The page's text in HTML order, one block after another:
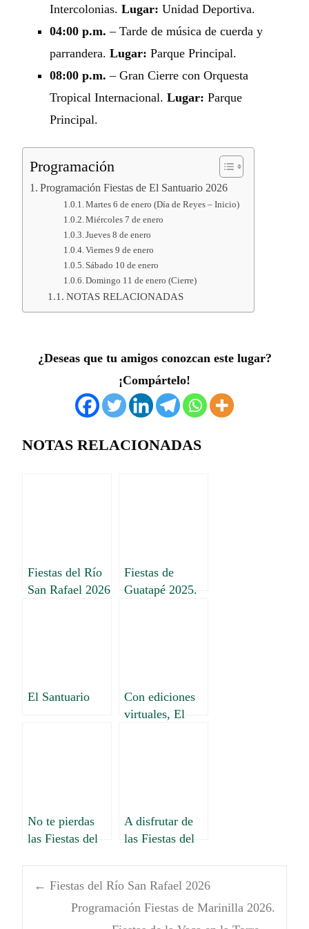
Intercolonias. Lugar: Unidad Deportiva.
04:00 p.m. – Tarde de música de cuerda y
parrandera. Lugar: Parque Principal.
08:00 p.m. – Gran Cierre con Orquesta
Tropical Internacional. Lugar: Parque
Principal.
Programación
Programación Fiestas de El Santuario 2026
Martes 6 de enero (Día de Reyes – Inicio)
Miércoles 7 de enero
Jueves 8 de enero
Viernes 9 de enero
Sábado 10 de enero
Domingo 11 de enero (Cierre)
NOTAS RELACIONADAS
¿Deseas que tu amigos conozcan este lugar?
¡Compártelo!
NOTAS RELACIONADAS
Fiestas del Río
San Rafael 2026
Fiestas de
Guatapé 2025.
El Santuario
Con ediciones
virtuales, El
No te pierdas
las Fiestas del
hasta el 10 de
A disfrutar de
las Fiestas del
← Fiestas del Río San Rafael 2026
Programación Fiestas de Marinilla 2026.